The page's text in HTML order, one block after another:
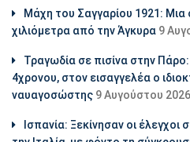
Μάχη του Σαγγαρίου 1921: Μια
χιλιόμετρα από την Άγκυρα 9
Τραγωδία σε πισίνα στην Πάρο:
4χρονου, στον εισαγγελέα ο
ναυαγοσώστης 9 Αυγούστου 2026
Ισπανία: Ξεκίνησαν οι έλεγχοι